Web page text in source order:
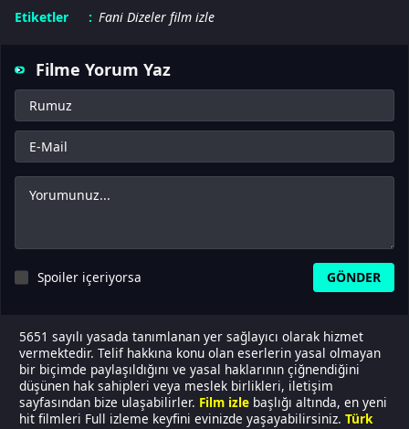
Etiketler
Fani Dizeler film izle
Filme Yorum Yaz
Spoiler içeriyorsa
5651 sayılı yasada tanımlanan yer sağlayıcı olarak hizmet
vermektedir. Telif hakkına konu olan eserlerin yasal olmayan
bir biçimde paylaşıldığını ve yasal haklarının çiğnendiğini
düşünen hak sahipleri veya meslek birlikleri, iletişim
sayfasından bize ulaşabilirler. Film izle başlığı altında, en yeni
hit filmleri Full izleme keyfini evinizde yaşayabilirsiniz. Türk